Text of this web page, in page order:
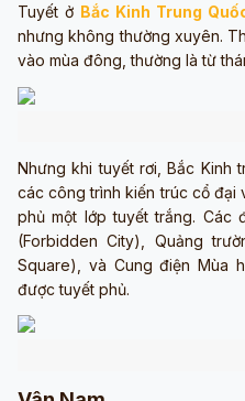
Tuyết ở Bắc Kinh Trung
nhưng không thường xuyên.
vào mùa đông, thường là từ
Nhưng khi tuyết rơi, Bắc Kinh
các công trình kiến trúc cổ đại
phủ một lớp tuyết trắng. Các
(Forbidden City), Quảng
Square), và Cung điện Mùa
được tuyết phủ.